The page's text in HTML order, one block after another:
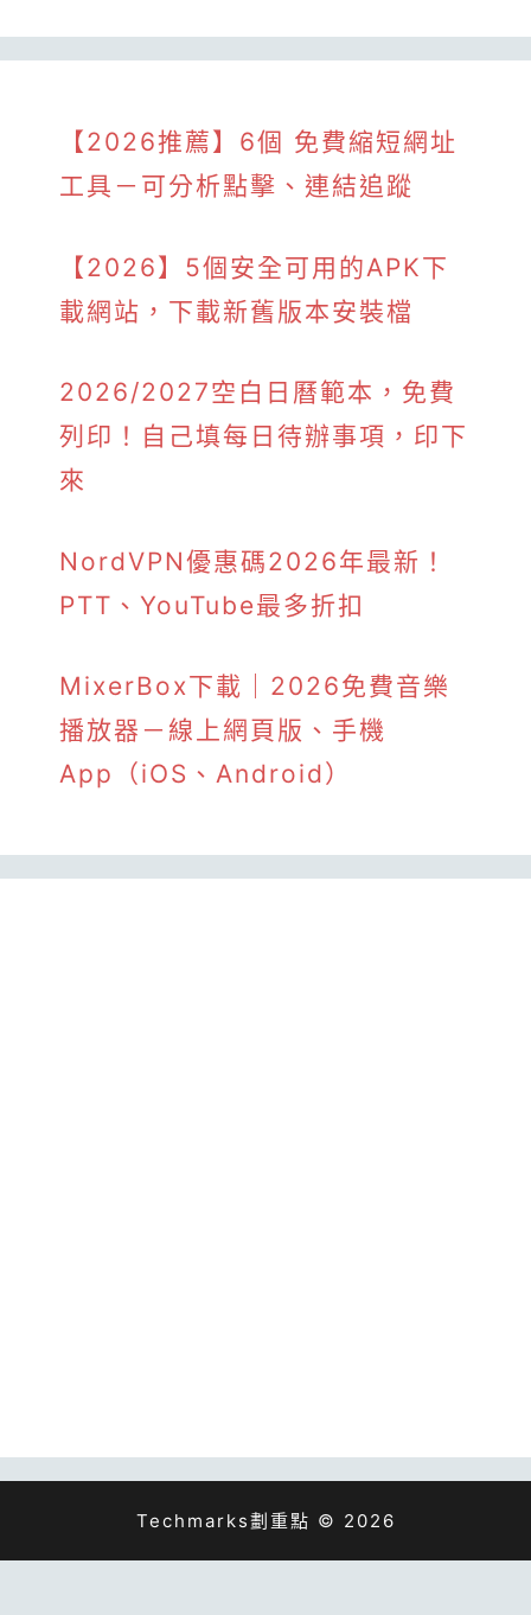
【2026推薦】6個 免費縮短網址
工具－可分析點擊、連結追蹤
【2026】5個安全可用的APK下
載網站，下載新舊版本安裝檔
2026/2027空白日曆範本，免費
列印！自己填每日待辦事項，印下
來
NordVPN優惠碼2026年最新！
PTT、YouTube最多折扣
MixerBox下載｜2026免費音樂
播放器－線上網頁版、手機
App（iOS、Android）
Techmarks劃重點 © 2026